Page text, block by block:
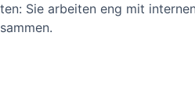
Sie arbeiten eng mit